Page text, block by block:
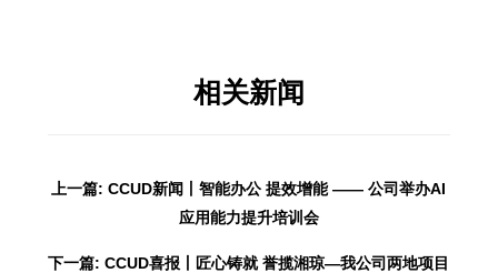
相关新闻
上一篇: CCUD新闻丨智能办公 提效增能 —— 公司举办AI
应用能力提升培训会
下一篇: CCUD喜报丨匠心铸就 誉揽湘琼—我公司两地项目